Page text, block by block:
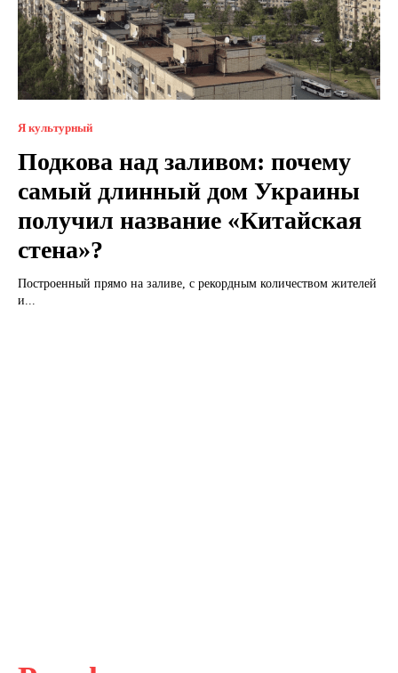
Я культурный
Подкова над заливом: почему
самый длинный дом Украины
получил название «Китайская
стена»?
Построенный прямо на заливе, с рекордным количеством жителей
и...